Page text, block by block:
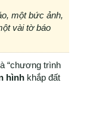
một bức ảnh,
vài tờ báo
“chương trình
hình khắp đất